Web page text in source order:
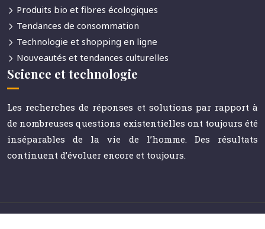
Produits bio et fibres écologiques
Tendances de consommation
Technologie et shopping en ligne
Nouveautés et tendances culturelles
Science et technologie
Les recherches de réponses et solutions par rapport à
de nombreuses questions existentielles ont toujours été
inséparables de la vie de l’homme. Des résultats
continuent d’évoluer encore et toujours.